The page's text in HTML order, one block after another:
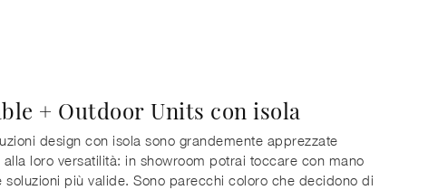
+ Outdoor Units con isola
design con isola sono grandemente apprezzate
alla loro versatilità: in showroom potrai toccare con mano
soluzioni più valide. Sono parecchi coloro che decidono di